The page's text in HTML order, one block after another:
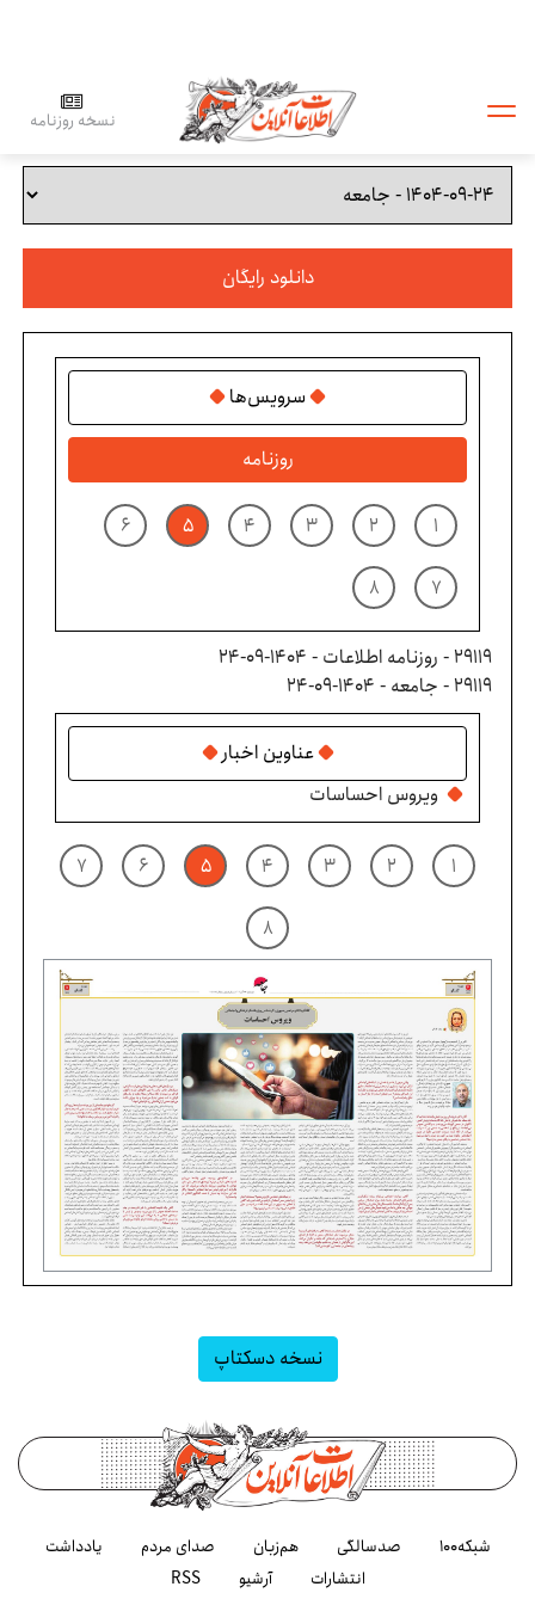
نسخه روزنامه
دانلود رایگان
سرویس‌ها
روزنامه
۱ ۲ ۳ ۴ ۵ ۶
۷ ۸
29119 - روزنامه اطلاعات - ۱۴۰۴-۰۹-۲۴
29119 - جامعه - ۱۴۰۴-۰۹-۲۴
عناوین اخبار
ویروس احساسات
۱ ۲ ۳ ۴ ۵ ۶ ۷
۸
نسخه دسکتاپ
شبکه۱۰۰ صدسالگی هم‌زبان صدای مردم
یادداشت
انتشارات
آرشیو RSS